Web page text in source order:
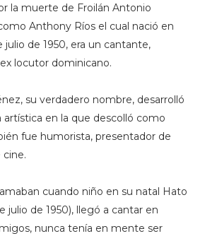
la muerte de Froilán Antonio
Anthony Ríos el cual nació en
julio de 1950, era un cantante,
locutor dominicano.
su verdadero nombre, desarrolló
artística en la que descolló como
fue humorista, presentador de
cuando niño en su natal Hato
julio de 1950), llegó a cantar en
nunca tenía en mente ser